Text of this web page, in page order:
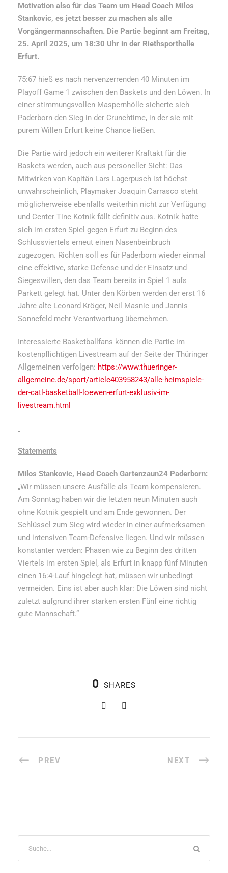
Motivation also für das Team um Head Coach Milos
Stankovic, es jetzt besser zu machen als alle
Vorgängermannschaften. Die Partie beginnt am Freitag,
25. April 2025, um 18:30 Uhr in der Riethsporthalle
Erfurt.
75:67 hieß es nach nervenzerrenden 40 Minuten im
Playoff Game 1 zwischen den Baskets und den Löwen. In
einer stimmungsvollen Maspernhölle sicherte sich
Paderborn den Sieg in der Crunchtime, in der sie mit
purem Willen Erfurt keine Chance ließen.
Die Partie wird jedoch ein weiterer Kraftakt für die
Baskets werden, auch aus personeller Sicht: Das
Mitwirken von Kapitän Lars Lagerpusch ist höchst
unwahrscheinlich, Playmaker Joaquin Carrasco steht
möglicherweise ebenfalls weiterhin nicht zur Verfügung
und Center Tine Kotnik fällt definitiv aus. Kotnik hatte
sich im ersten Spiel gegen Erfurt zu Beginn des
Schlussviertels erneut einen Nasenbeinbruch
zugezogen. Richten soll es für Paderborn wieder einmal
eine effektive, starke Defense und der Einsatz und
Siegeswillen, den das Team bereits in Spiel 1 aufs
Parkett gelegt hat. Unter den Körben werden der erst 16
Jahre alte Leonard Kröger, Neil Masnic und Jannis
Sonnefeld mehr Verantwortung übernehmen.
Interessierte Basketballfans können die Partie im
kostenpflichtigen Livestream auf der Seite der Thüringer
Allgemeinen verfolgen: https://www.thueringer-
allgemeine.de/sport/article403958243/alle-heimspiele-
der-catl-basketball-loewen-erfurt-exklusiv-im-
livestream.html
Statements
Milos Stankovic, Head Coach Gartenzaun24 Paderborn:
„Wir müssen unsere Ausfälle als Team kompensieren.
Am Sonntag haben wir die letzten neun Minuten auch
ohne Kotnik gespielt und am Ende gewonnen. Der
Schlüssel zum Sieg wird wieder in einer aufmerksamen
und intensiven Team-Defensive liegen. Und wir müssen
konstanter werden: Phasen wie zu Beginn des dritten
Viertels im ersten Spiel, als Erfurt in knapp fünf Minuten
einen 16:4-Lauf hingelegt hat, müssen wir unbedingt
vermeiden. Eins ist aber auch klar: Die Löwen sind nicht
zuletzt aufgrund ihrer starken ersten Fünf eine richtig
gute Mannschaft.“
0 SHARES
PREV NEXT